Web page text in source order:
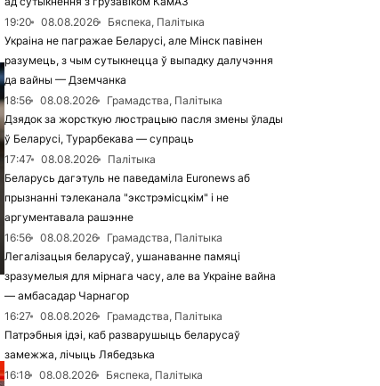
19:20
08.08.2026
Бяспека, Палітыка
Украіна не пагражае Беларусі, але Мінск павінен
разумець, з чым сутыкнецца ў выпадку далучэння
да вайны — Дземчанка
18:56
08.08.2026
Грамадства, Палітыка
Дзядок за жорсткую люстрацыю пасля змены ўлады
ў Беларусі, Турарбекава — супраць
17:47
08.08.2026
Палітыка
Беларусь дагэтуль не паведаміла Euronews аб
прызнанні тэлеканала "экстрэмісцкім" і не
аргументавала рашэнне
16:56
08.08.2026
Грамадства, Палітыка
Легалізацыя беларусаў, ушанаванне памяці
зразумелыя для мірнага часу, але ва Украіне вайна
— амбасадар Чарнагор
16:27
08.08.2026
Грамадства, Палітыка
Патрэбныя ідэі, каб разварушыць беларусаў
замежжа, лічыць Лябедзька
16:18
08.08.2026
Бяспека, Палітыка